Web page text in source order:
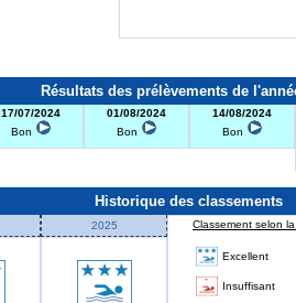
Résultats des prélèvements de
17/07/2024
Bon
01/08/2024
Bon
14/08/2024
Bon
Historique des classements
2025 Classement selon
Excellent
Insuffisant